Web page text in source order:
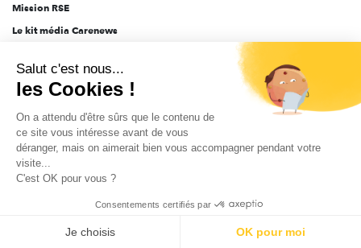
Mission RSE
Le kit média Carenews
AEF info
Novethic
PRODURABLE
Inclusiv Day
Données personnelles Mentions légales 2025-2026 Tout droits réservés
Salut c'est nous...
les Cookies !
On a attendu d'être sûrs que le contenu de
ce site vous intéresse avant de vous
déranger, mais on aimerait bien vous accompagner pendant votre
visite...
C'est OK pour vous ?
Consentements certifiés par
Je choisis OK pour moi